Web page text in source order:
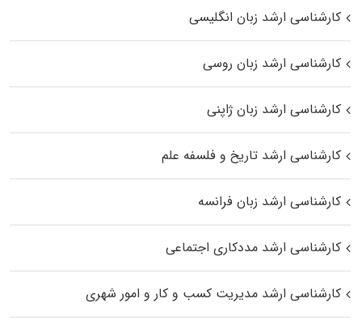
کارشناسی ارشد زبان انگلیسی
کارشناسی ارشد زبان روسی
کارشناسی ارشد زبان ژاپنی
کارشناسی ارشد تاریخ و فلسفه علم
کارشناسی ارشد زبان فرانسه
کارشناسی ارشد مددکاری اجتماعی
کارشناسی ارشد مدیریت کسب و کار و امور شهری